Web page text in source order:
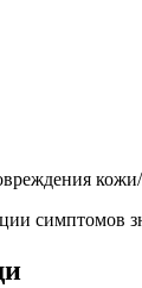
кожи/
симптомов